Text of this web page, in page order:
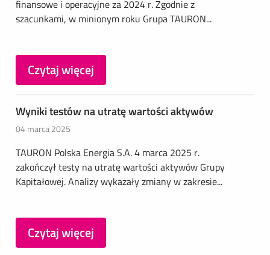
finansowe i operacyjne za 2024 r. Zgodnie z
szacunkami, w minionym roku Grupa TAURON...
Czytaj więcej
Wyniki testów na utratę wartości aktywów
04 marca 2025
TAURON Polska Energia S.A. 4 marca 2025 r.
zakończył testy na utratę wartości aktywów Grupy
Kapitałowej. Analizy wykazały zmiany w zakresie...
Czytaj więcej